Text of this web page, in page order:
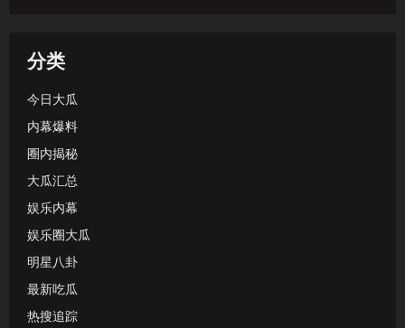
分类
今日大瓜
内幕爆料
圈内揭秘
大瓜汇总
娱乐内幕
娱乐圈大瓜
明星八卦
最新吃瓜
热搜追踪